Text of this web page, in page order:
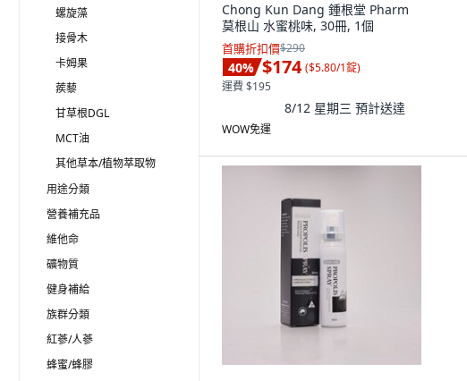
螺旋藻
接骨木
卡姆果
蒺藜
甘草根DGL
MCT油
其他草本/植物萃取物
用途分類
營養補充品
維他命
礦物質
健身補給
族群分類
紅蔘/人蔘
蜂蜜/蜂膠
Chong Kun Dang 鍾根堂 Pharm
莫根山 水蜜桃味, 30冊, 1個
首購折扣價$290
40% $174 ($5.80/1錠)
運費 $195
8/12 星期三 預計送達
WOW免運